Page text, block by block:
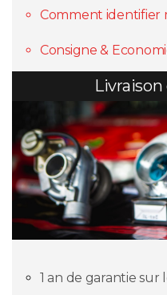
Comment identifier
Consigne &
1 an de garantie sur